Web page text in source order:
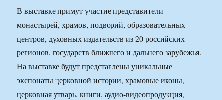
В выставке примут участие представители
монастырей, храмов, подворий, образовательных
центров, духовных издательств из 20 российских
регионов, государств ближнего и дальнего зарубежья.
На выставке будут представлены уникальные
экспонаты церковной истории, храмовые иконы,
церковная утварь, книги, аудио-видеопродукция,